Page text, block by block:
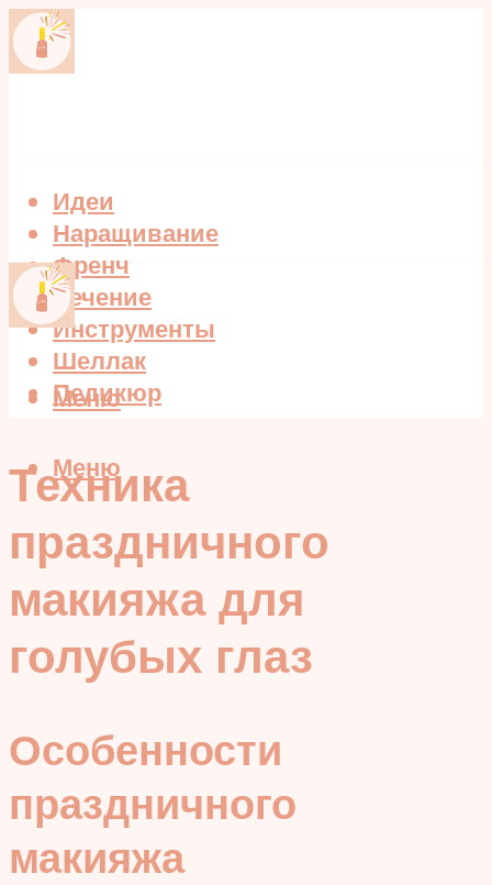
Идеи
Наращивание
Френч
Лечение
Инструменты
Шеллак
Педикюр
Меню
Меню
Техника
праздничного
макияжа для
голубых глаз
Особенности
праздничного
макияжа